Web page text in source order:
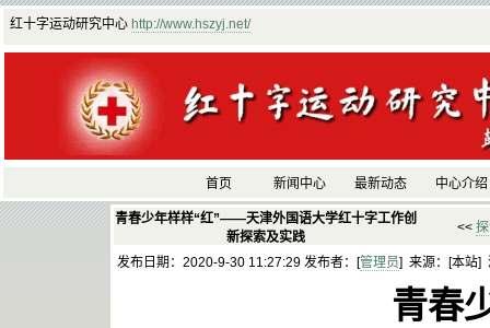
红十字运动研究中心 http://www.hszyj.net/
首页 新闻中心 最新动态 中心介绍
青春少年样样“红”——天津外国语大学红十字工作创
新探索及实践
<<
发布日期：2020-9-30 11:27:29 发布者：[管理员] 来源：[本站]
青春